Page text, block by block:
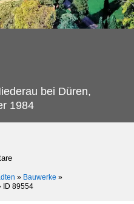
bei Düren,
1984
» Bauwerke »
ID 89554